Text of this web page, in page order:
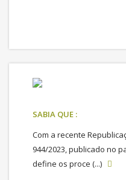
SABIA QUE :
Com a recente
944/2023, publicado no
define os proce (...)
